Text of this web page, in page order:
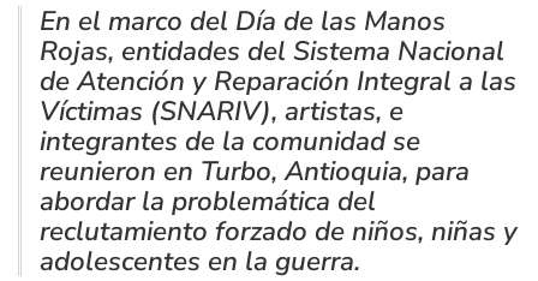
En el marco del Día de las Manos
Rojas, entidades del Sistema Nacional
de Atención y Reparación Integral a las
Víctimas (SNARIV), artistas, e
integrantes de la comunidad se
reunieron en Turbo, Antioquia, para
abordar la problemática del
reclutamiento forzado de niños, niñas y
adolescentes en la guerra.